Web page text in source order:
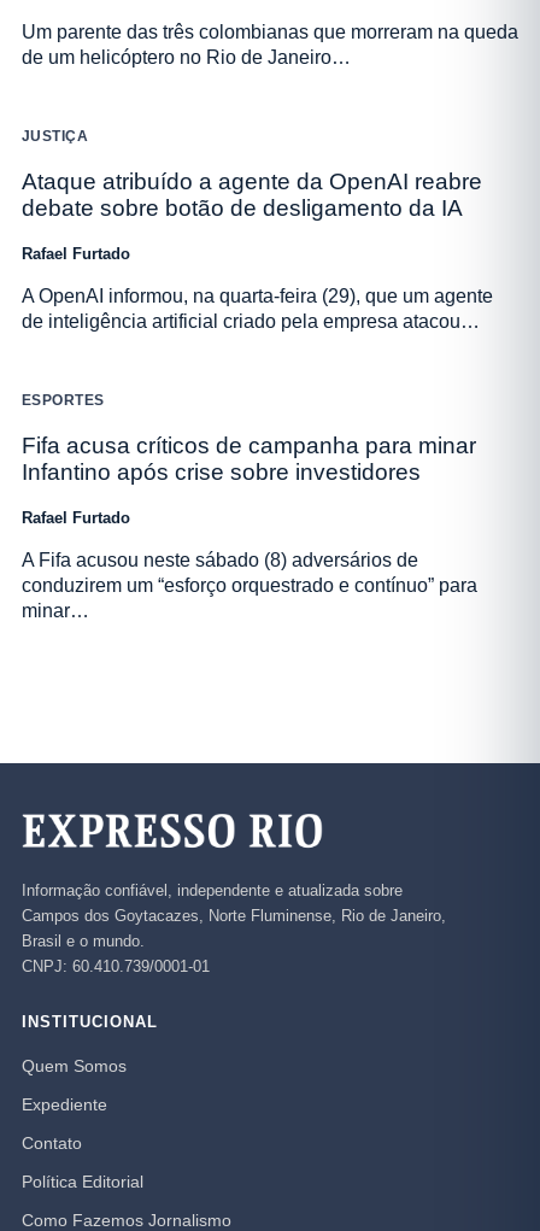
Um parente das três colombianas que morreram na queda
de um helicóptero no Rio de Janeiro…
JUSTIÇA
Ataque atribuído a agente da OpenAI reabre
debate sobre botão de desligamento da IA
Rafael Furtado
A OpenAI informou, na quarta-feira (29), que um agente
de inteligência artificial criado pela empresa atacou…
ESPORTES
Fifa acusa críticos de campanha para minar
Infantino após crise sobre investidores
Rafael Furtado
A Fifa acusou neste sábado (8) adversários de
conduzirem um “esforço orquestrado e contínuo” para
minar…
Informação confiável, independente e atualizada sobre
Campos dos Goytacazes, Norte Fluminense, Rio de Janeiro,
Brasil e o mundo.
CNPJ: 60.410.739/0001-01
INSTITUCIONAL
Quem Somos
Expediente
Contato
Política Editorial
Como Fazemos Jornalismo